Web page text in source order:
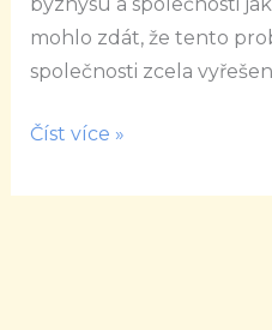
mohlo zdát, že tento
společnosti zcela
Číst více »